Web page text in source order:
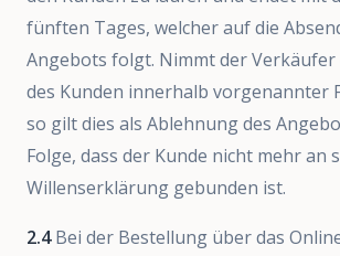
fünften Tages, welcher auf die
Angebots folgt. Nimmt der Verkäufer
des Kunden innerhalb vorgenannter
so gilt dies als Ablehnung des
Folge, dass der Kunde nicht mehr an
Willenserklärung gebunden ist.
2.4Bei der Bestellung über das